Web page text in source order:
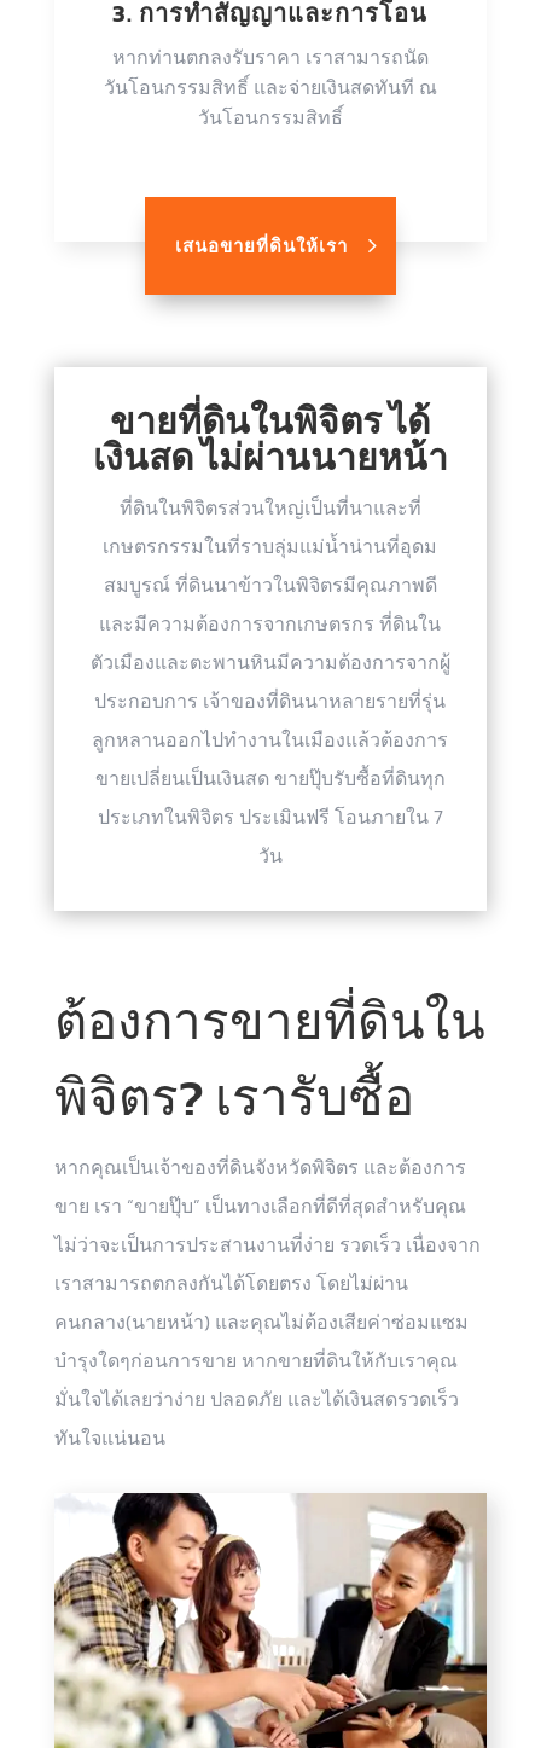
3. การทำสัญญาและการโอน
หากท่านตกลงรับราคา เราสามารถนัด
วันโอนกรรมสิทธิ์ และจ่ายเงินสดทันที ณ
วันโอนกรรมสิทธิ์
เสนอขายที่ดินให้เรา
ขายที่ดินในพิจิตร ได้
เงินสด ไม่ผ่านนายหน้า
ที่ดินในพิจิตรส่วนใหญ่เป็นที่นาและที่
เกษตรกรรมในที่ราบลุ่มแม่น้ำน่านที่อุดม
สมบูรณ์ ที่ดินนาข้าวในพิจิตรมีคุณภาพดี
และมีความต้องการจากเกษตรกร ที่ดินใน
ตัวเมืองและตะพานหินมีความต้องการจากผู้
ประกอบการ เจ้าของที่ดินนาหลายรายที่รุ่น
ลูกหลานออกไปทำงานในเมืองแล้วต้องการ
ขายเปลี่ยนเป็นเงินสด ขายปุ๊บรับซื้อที่ดินทุก
ประเภทในพิจิตร ประเมินฟรี โอนภายใน 7
วัน
ต้องการขายที่ดินใน
พิจิตร? เรารับซื้อ
หากคุณเป็นเจ้าของที่ดินจังหวัดพิจิตร และต้องการ
ขาย เรา “ขายปุ๊บ” เป็นทางเลือกที่ดีที่สุดสำหรับคุณ
ไม่ว่าจะเป็นการประสานงานที่ง่าย รวดเร็ว เนื่องจาก
เราสามารถตกลงกันได้โดยตรง โดยไม่ผ่าน
คนกลาง(นายหน้า) และคุณไม่ต้องเสียค่าซ่อมแซม
บำรุงใดๆก่อนการขาย หากขายที่ดินให้กับเราคุณ
มั่นใจได้เลยว่าง่าย ปลอดภัย และได้เงินสดรวดเร็ว
ทันใจแน่นอน